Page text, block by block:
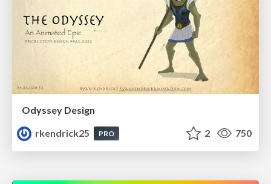
Odyssey Design
rkendrick25
PRO 2 750